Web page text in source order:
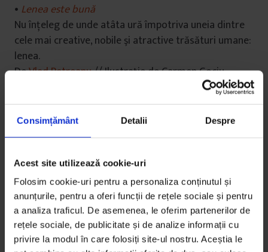
Consimțământ Detalii Despre
Acest site utilizează cookie-uri
Folosim cookie-uri pentru a personaliza conținutul și
anunțurile, pentru a oferi funcții de rețele sociale și pentru
a analiza traficul. De asemenea, le oferim partenerilor de
rețele sociale, de publicitate și de analize informații cu
privire la modul în care folosiți site-ul nostru. Aceștia le
• Lenea este bună
Nu înţeleg de unde atâta ură împotriva uneia dintre
cele mai creative, nobile şi atractive trăsături umane:
lenea.
DeVlad Petreanu// Ilustraţie de Carmen Gociu
•Postapocalipsa e mai cumplită decât apocalipsa
Sau de ce mirosul cenuşei e mai cumplit decât
pototpul.
•Simţul curentului
Ce e curentul? De ce ne e frică de el? E o fobie
întemeiată sau doar o născocire românească?
De Sorana Stănescu // Ilustraţie de Irina „Rhea”
Georgescu